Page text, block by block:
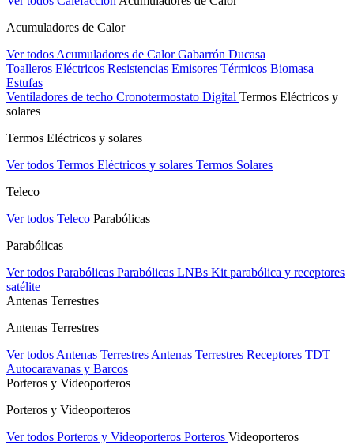
Acumuladores de Calor
Ver todos Acumuladores de CalorGabarrón Ducasa
Toalleros Eléctricos Resistencias Emisores Térmicos Biomasa
Estufas
Ventiladores de techo Cronotermostato Digital Termos Eléctricos y
solares
Termos Eléctricos y solares
Ver todos Termos Eléctricos y solares Termos Solares
Teleco
Ver todos Teleco Parabólicas
Parabólicas
Ver todos Parabólicas Parabólicas LNBs Kit parabólica y receptores
satélite
Antenas Terrestres
Antenas Terrestres
Ver todos Antenas Terrestres Antenas Terrestres Receptores TDT
Autocaravanas y Barcos
Porteros y Videoporteros
Porteros y Videoporteros
Ver todos Porteros y Videoporteros Porteros Videoporteros